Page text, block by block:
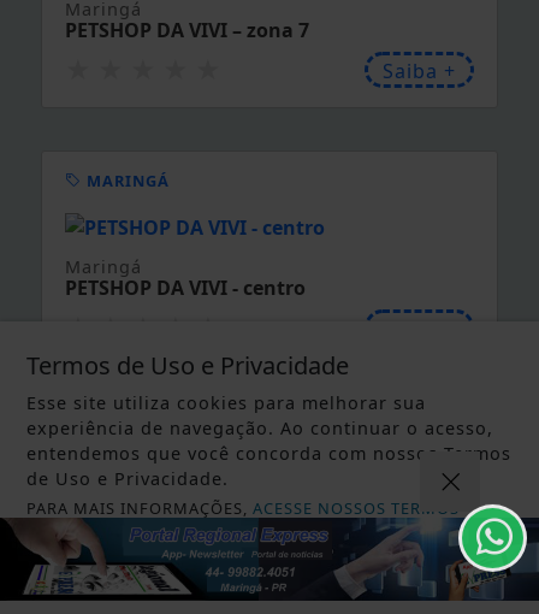
Maringá
ATLÂNTICA COPIADORA comunicação
cosméticos e cuidados...
★★ ★ ★ ★
MANDAGUAÇU
Termos de Uso e Privacidade
Esse site utiliza cookies para melhorar sua
experiência de navegação. Ao continuar o acesso,
entendemos que você concorda com nossos Termos
de Uso e Privacidade.
PARA MAIS INFORMAÇÕES,ACESSE NOSSOS TERMOS
CLICANDO AQUI
PROSSEGUIR